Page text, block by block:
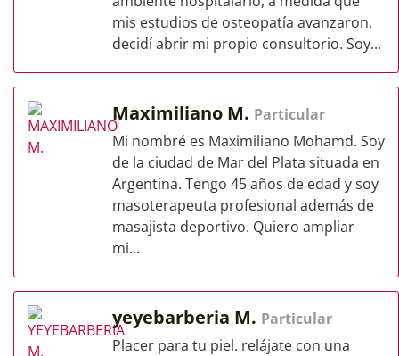
mis estudios de osteopatía avanzaron,
decidí abrir mi propio consultorio. Soy...
Maximiliano M. Particular
Mi nombré es Maximiliano Mohamd. Soy
de la ciudad de Mar del Plata situada en
Argentina. Tengo 45 años de edad y soy
masoterapeuta profesional además de
masajista deportivo. Quiero ampliar
mi...
yeyebarberia M. Particular
Placer para tu piel. relájate con una